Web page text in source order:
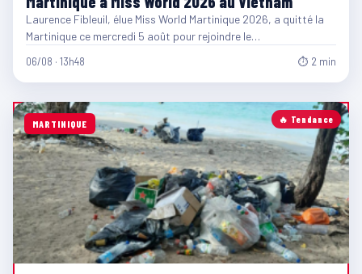
Laurence Fibleuil, élue Miss World Martinique 2026, a quitté la
Martinique ce mercredi 5 août pour rejoindre le…
06/08 · 13h48 ⏱ 2 min
🔥 Tendance
MARTINIQUE